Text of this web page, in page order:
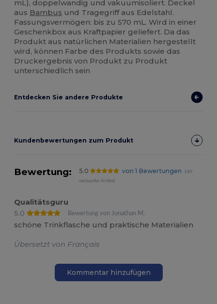
mL), doppelwandig und vakuumisoliert. Deckel
aus Bambus und Tragegriff aus Edelstahl.
Fassungsvermögen: bis zu 570 mL. Wird in einer
Geschenkbox aus Kraftpapier geliefert. Da das
Produkt aus natürlichen Materialien hergestellt
wird, können Farbe des Produkts sowie das
Druckergebnis von Produkt zu Produkt
unterschiedlich sein
Entdecken Sie andere Produkte
Kundenbewertungen zum Produkt
Bewertung: 5.0 von 1 Bewertungen
189
verkaufte Artikel
Qualitätsguru
5.0
Bewertung von Jonathan M.
schöne Trinkflasche und praktische Materialien
Übersetzt von Français
Kommentar hinzufügen